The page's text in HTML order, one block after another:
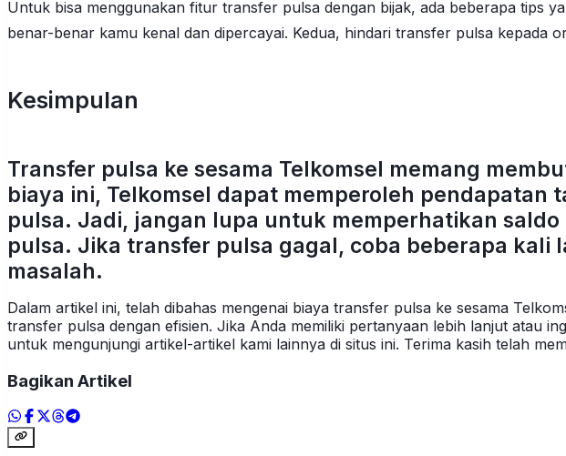
Untuk bisa menggunakan fitur transfer pulsa dengan bijak, ada beberapa tips
benar-benar kamu kenal dan dipercayai. Kedua, hindari transfer pulsa kepada
Kesimpulan
Transfer pulsa ke sesama Telkomsel memang
biaya ini, Telkomsel dapat memperoleh
pulsa. Jadi, jangan lupa untuk memperhatikan
pulsa. Jika transfer pulsa gagal, coba beberapa kali
masalah.
Dalam artikel ini, telah dibahas mengenai biaya transfer pulsa ke sesama
transfer pulsa dengan efisien. Jika Anda memiliki pertanyaan lebih lanjut atau
untuk mengunjungi artikel-artikel kami lainnya di situs ini. Terima kasih telah
Bagikan Artikel